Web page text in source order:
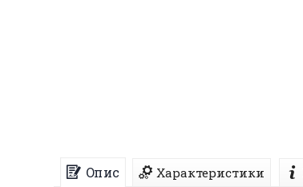
Опис Характеристики